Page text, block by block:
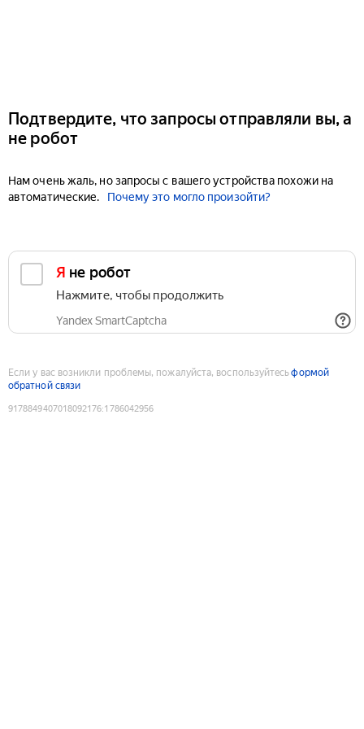
Подтвердите, что запросы отправляли вы, а
не робот
Нам очень жаль, но запросы с вашего устройства похожи на
автоматические.
Почему это могло произойти?
Я не робот
Нажмите, чтобы продолжить
Yandex SmartCaptcha
Если у вас возникли проблемы, пожалуйста, воспользуйтесьформой
обратной связи
9178849407018092176:1786042956